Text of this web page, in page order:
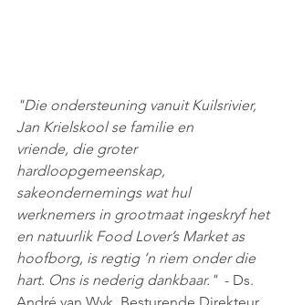
"Die ondersteuning vanuit Kuilsrivier,
Jan Krielskool se familie en
vriende, die groter
hardloopgemeenskap,
sakeondernemings wat hul
werknemers in grootmaat ingeskryf het
en natuurlik Food Lover’s Market as
hoofborg, is regtig ’n riem onder die
hart. Ons is nederig dankbaar." - Ds.
André van Wyk, Besturende Direkteur